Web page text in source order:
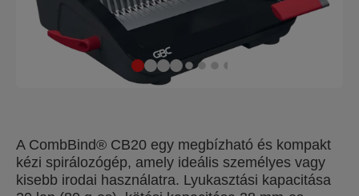
A CombBind® CB20 egy megbízható és kompakt
kézi spirálozógép, amely ideális személyes vagy
kisebb irodai használatra. Lyukasztási kapacitása